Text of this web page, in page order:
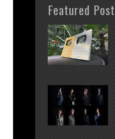
Featured Post